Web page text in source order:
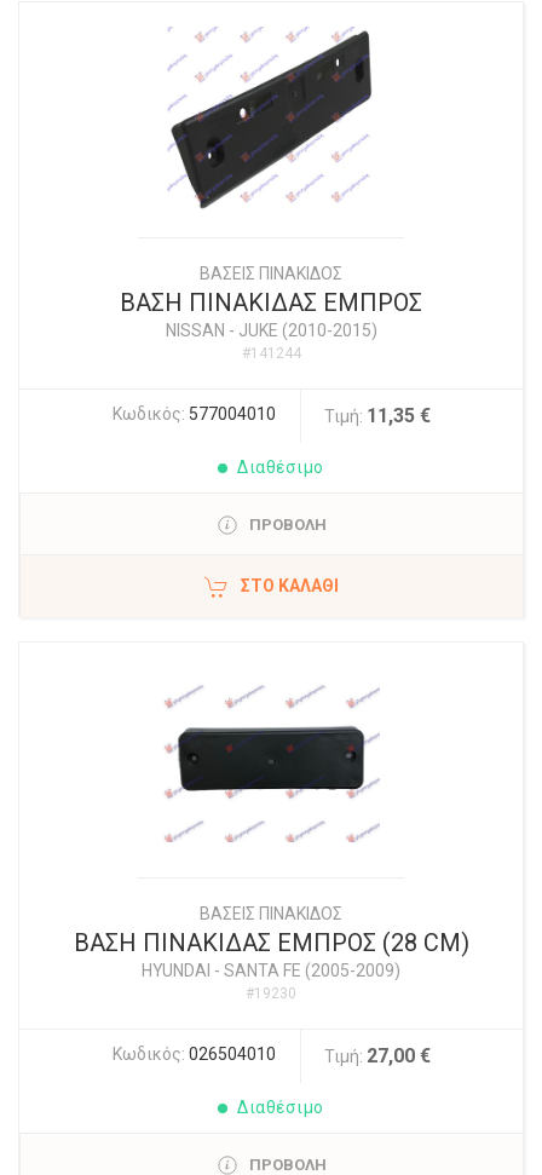
ΒΑΣΕΙΣ ΠΙΝΑΚΙΔΟΣ
ΒΑΣΗ ΠΙΝΑΚΙΔΑΣ ΕΜΠΡΟΣ
NISSAN - JUKE (2010-2015)
#141244
Κωδικός: 577004010 Τιμή: 11,35 €
Διαθέσιμο
ΠΡΟΒΟΛΗ
ΣΤΟ ΚΑΛΆΘΙ
ΒΑΣΕΙΣ ΠΙΝΑΚΙΔΟΣ
ΒΑΣΗ ΠΙΝΑΚΙΔΑΣ ΕΜΠΡΟΣ (28 CM)
HYUNDAI - SANTA FE (2005-2009)
#19230
Κωδικός: 026504010 Τιμή: 27,00 €
Διαθέσιμο
ΠΡΟΒΟΛΗ